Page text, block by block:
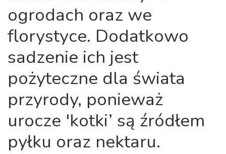
ogrodach oraz we
florystyce. Dodatkowo
sadzenie ich jest
pożyteczne dla świata
przyrody, ponieważ
urocze 'kotki’ są źródłem
pyłku oraz nektaru.